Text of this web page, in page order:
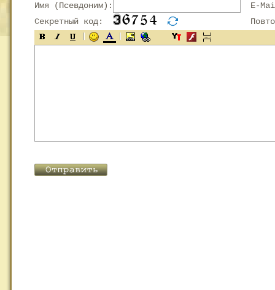
Имя (Псевдоним):
E-
Секретный код: